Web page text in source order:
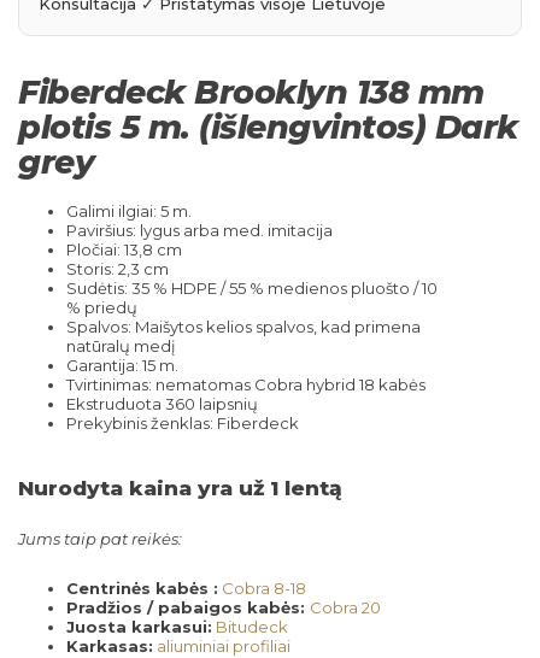
Fiberdeck Brooklyn 138 mm
plotis 5 m. (išlengvintos) Dark
grey
Galimi ilgiai: 5 m.
Paviršius: lygus arba med. imitacija
Pločiai: 13,8 cm
Storis: 2,3 cm
Sudėtis: 35 % HDPE / 55 % medienos pluošto / 10
% priedų
Spalvos: Maišytos kelios spalvos, kad primena
natūralų medį
Garantija: 15 m.
Tvirtinimas: nematomas Cobra hybrid 18 kabės
Ekstruduota 360 laipsnių
Prekybinis ženklas: Fiberdeck
Nurodyta kaina yra už 1 lentą
Jums taip pat reikės:
Centrinės kabės : Cobra 8-18
Pradžios / pabaigos kabės: Cobra 20
Juosta karkasui: Bitudeck
Karkasas: aliuminiai profiliai